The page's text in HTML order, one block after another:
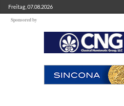
Freitag, 07.08.2026
Sponsored by